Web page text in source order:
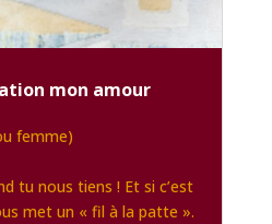
mon amour
femme)
tu nous tiens ! Et si c’est
met un « fil à la patte ».